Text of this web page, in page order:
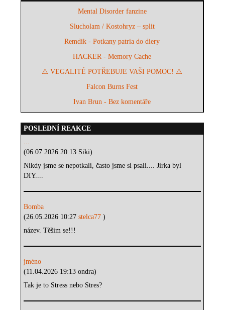
Mental Disorder fanzine
Slucholam / Kostohryz – split
Remdik - Potkany patria do diery
HACKER - Memory Cache
⚠️ VEGALITÉ POTŘEBUJE VAŠI POMOC! ⚠️
Falcon Burns Fest
Ivan Brun - Bez komentáře
POSLEDNÍ REAKCE
...
(06.07.2026 20:13 Siki)
Nikdy jsme se nepotkali, často jsme si psali.... Jirka byl
DIY....
Bomba
(26.05.2026 10:27stelca77)
název. Těšim se!!!
jméno
(11.04.2026 19:13 ondra)
Tak je to Stress nebo Stres?